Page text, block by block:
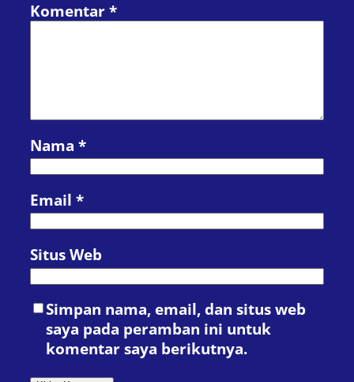
Komentar *
Nama *
Email *
Situs Web
Simpan nama, email, dan situs web
saya pada peramban ini untuk
komentar saya berikutnya.